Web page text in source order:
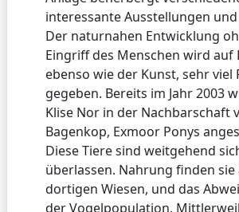
interessante Ausstellungen und
Der naturnahen Entwicklung
Eingriff des Menschen wird auf
ebenso wie der Kunst, sehr viel
gegeben. Bereits im Jahr 2003
Klise Nor in der Nachbarschaft
Bagenkop, Exmoor Ponys
Diese Tiere sind weitgehend
überlassen. Nahrung finden sie
dortigen Wiesen, und das
der Vogelpopulation.